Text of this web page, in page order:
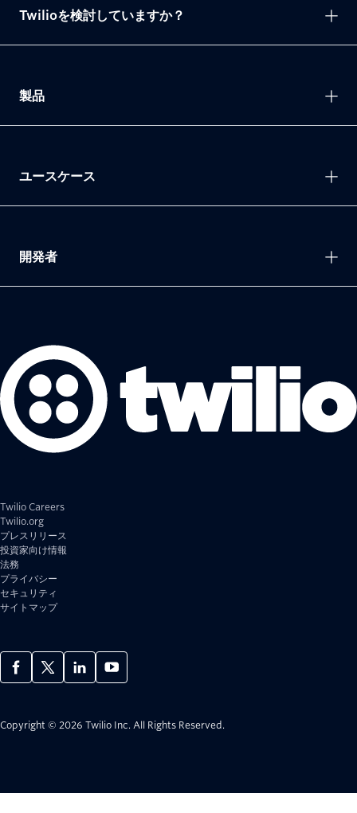
Twilio Careers
Twilio.org
プレスリリース
投資家向け情報
法務
プライバシー
セキュリティ
サイトマップ
Copyright © 2026 Twilio Inc. All Rights Reserved.
Twilioを検討していますか？
製品
ユースケース
開発者